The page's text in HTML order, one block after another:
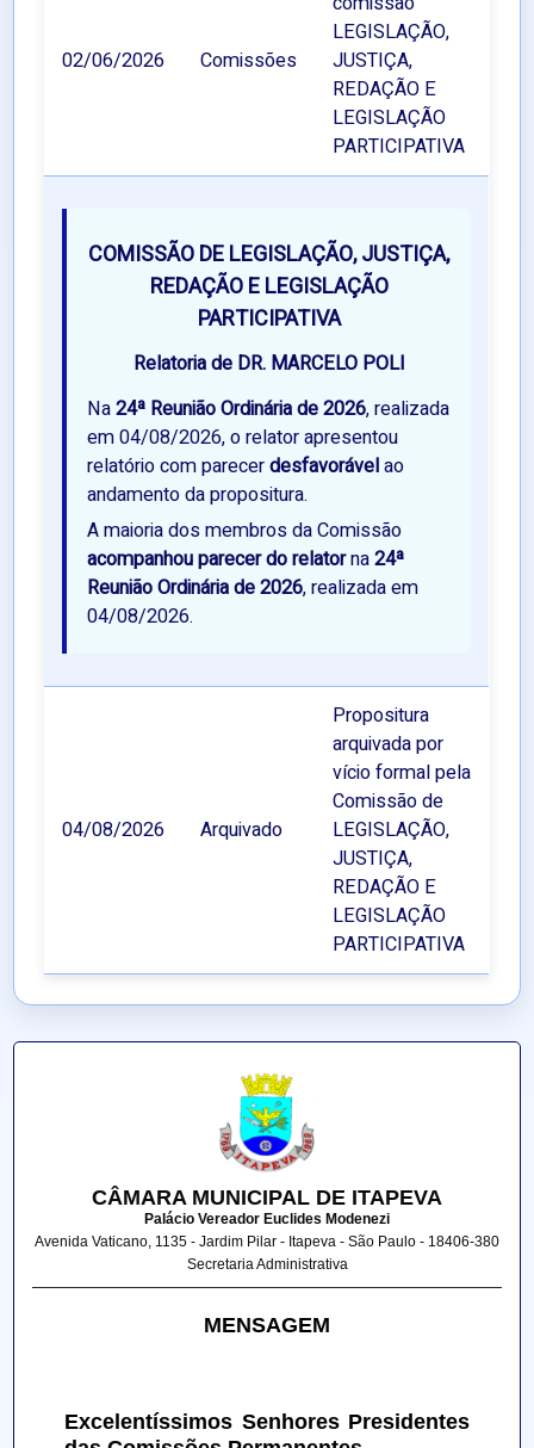
02/06/2026 Comissões
LEGISLAÇÃO,
JUSTIÇA,
REDAÇÃO E
LEGISLAÇÃO
PARTICIPATIVA
COMISSÃO DE LEGISLAÇÃO, JUSTIÇA,
REDAÇÃO E LEGISLAÇÃO
PARTICIPATIVA
Relatoria de DR. MARCELO POLI
Na24ª Reunião Ordinária de 2026, realizada
em 04/08/2026, o relator apresentou
relatório com parecerdesfavorávelao
andamento da propositura.
A maioria dos membros da Comissão
acompanhou parecer do relatorna24ª
Reunião Ordinária de 2026, realizada em
04/08/2026.
04/08/2026 Arquivado
Propositura
arquivada por
vício formal pela
Comissão de
LEGISLAÇÃO,
JUSTIÇA,
REDAÇÃO E
LEGISLAÇÃO
PARTICIPATIVA
CÂMARA MUNICIPAL DE ITAPEVA
Palácio Vereador Euclides Modenezi
Avenida Vaticano, 1135 - Jardim Pilar - Itapeva - São Paulo - 18406-380
Secretaria Administrativa
MENSAGEM
Excelentíssimos Senhores Presidentes